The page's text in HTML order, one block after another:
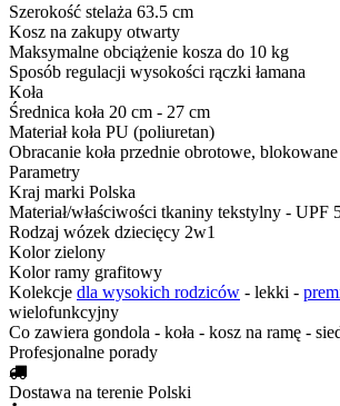
Szerokość stelaża 63.5 cm
Kosz na zakupy otwarty
Maksymalne obciążenie kosza do 10 kg
Sposób regulacji wysokości rączki łamana
Koła
Średnica koła 20 cm - 27 cm
Materiał koła PU (poliuretan)
Obracanie koła przednie obrotowe, blokowane
Parametry
Kraj marki Polska
Materiał/właściwości tkaniny tekstylny - UPF
Rodzaj wózek dziecięcy 2w1
Kolor zielony
Kolor ramy grafitowy
Kolekcje dla wysokich rodziców - lekki -
wielofunkcyjny
Co zawiera gondola - koła - kosz na ramę -
Profesjonalne porady
Dostawa na terenie Polski